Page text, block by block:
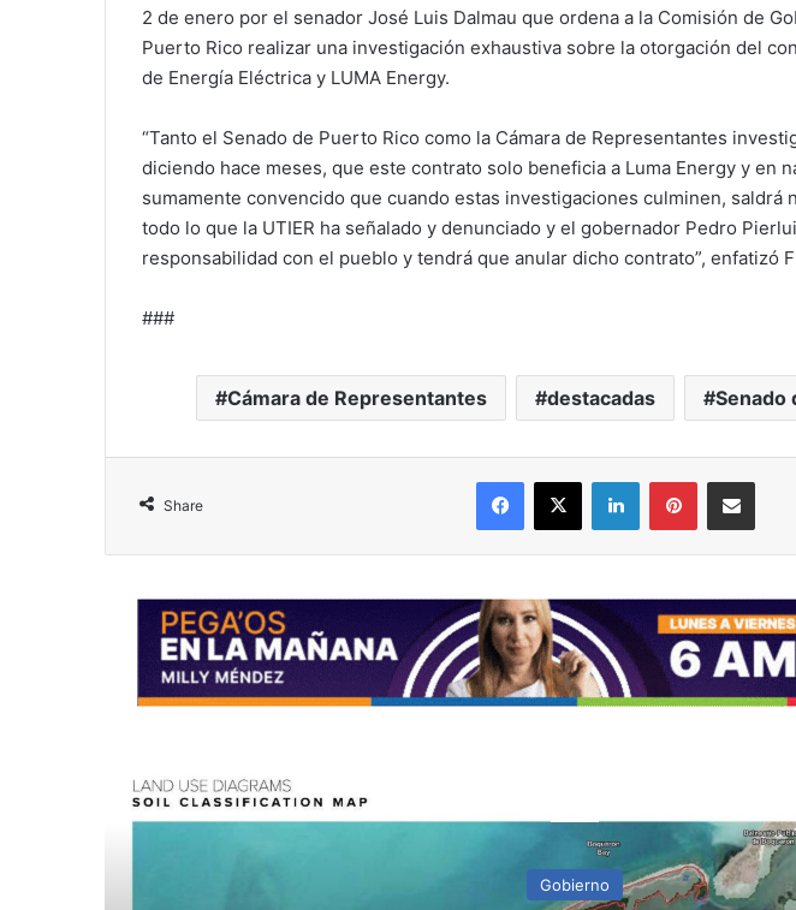
2 de enero por el senador José Luis Dalmau que ordena a la Comisión de
Puerto Rico realizar una investigación exhaustiva sobre la otorgación del
de Energía Eléctrica y LUMA Energy.
“Tanto el Senado de Puerto Rico como la Cámara de Representantes
diciendo hace meses, que este contrato solo beneficia a Luma Energy y en
sumamente convencido que cuando estas investigaciones culminen, saldrá
todo lo que la UTIER ha señalado y denunciado y el gobernador Pedro
responsabilidad con el pueblo y tendrá que anular dicho contrato”, enfatizó
###
Cámara de Representantes destacadas Senado
Share
Facebook
X LinkedInPinterestShare via Email
Gobierno